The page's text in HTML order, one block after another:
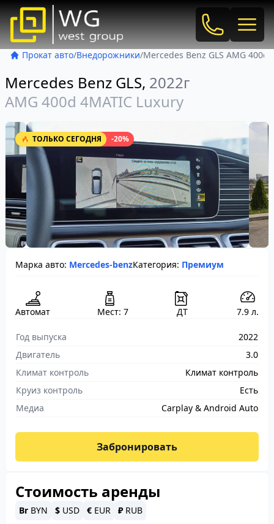
Позвонить
Прокат авто Внедорожники Mercedes Benz GLS AMG 400d
Mercedes Benz GLS, 2022г
AMG 400d 4MATIC Luxury
🔥 ТОЛЬКО СЕГОДНЯ -20%
Марка авто: Mercedes-benzКатегория: Премиум
Автомат Мест: 7 ДТ 7.9 л.
Год выпуска
2022
Двигатель
3.0
Климат контроль
Климат контроль
Круиз контроль
Есть
Медиа
Carplay & Android Auto
Забронировать
Стоимость аренды
Br BYN $ USD € EUR ₽ RUB